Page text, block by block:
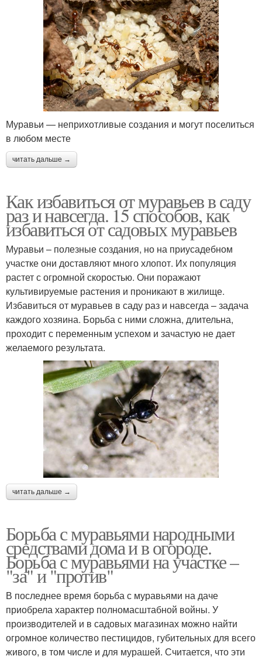
Муравьи — неприхотливые создания и могут поселиться
в любом месте
читать дальше →
Как избавиться от муравьев в саду
раз и навсегда. 15 способов, как
избавиться от садовых муравьев
Муравьи – полезные создания, но на приусадебном
участке они доставляют много хлопот. Их популяция
растет с огромной скоростью. Они поражают
культивируемые растения и проникают в жилище.
Избавиться от муравьев в саду раз и навсегда – задача
каждого хозяина. Борьба с ними сложна, длительна,
проходит с переменным успехом и зачастую не дает
желаемого результата.
читать дальше →
Борьба с муравьями народными
средствами дома и в огороде.
Борьба с муравьями на участке –
"за" и "против"
В последнее время борьба с муравьями на даче
приобрела характер полномасштабной войны. У
производителей и в садовых магазинах можно найти
огромное количество пестицидов, губительных для всего
живого, в том числе и для мурашей. Считается, что эти